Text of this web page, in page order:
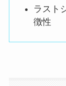
ラスト
徴性